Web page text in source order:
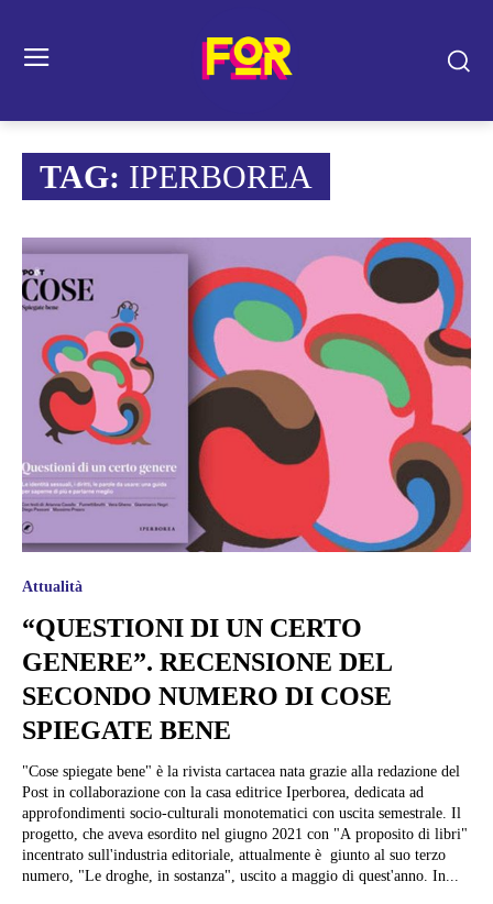
TAG: IPERBOREA
Attualità
“QUESTIONI DI UN CERTO
GENERE”. RECENSIONE DEL
SECONDO NUMERO DI COSE
SPIEGATE BENE
"Cose spiegate bene" è la rivista cartacea nata grazie alla redazione del
Post in collaborazione con la casa editrice Iperborea, dedicata ad
approfondimenti socio-culturali monotematici con uscita semestrale. Il
progetto, che aveva esordito nel giugno 2021 con "A proposito di libri"
incentrato sull'industria editoriale, attualmente è giunto al suo terzo
numero, "Le droghe, in sostanza", uscito a maggio di quest'anno. In...